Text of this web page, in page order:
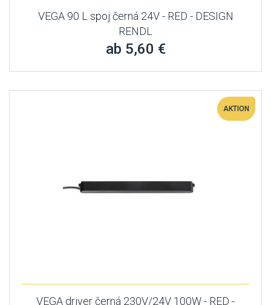
VEGA 90 L spoj černá 24V - RED - DESIGN
RENDL
ab 5,60 €
AKTION
VEGA driver černá 230V/24V 100W - RED -